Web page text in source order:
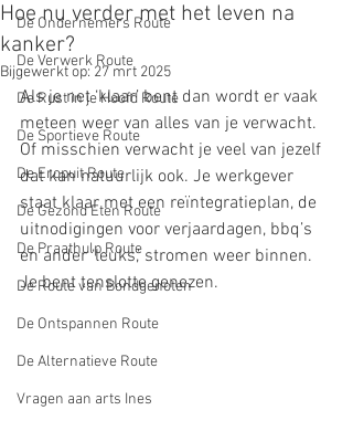
De Ondernemers Route
De Verwerk Route
De Rust in je Hoofd Route
De Sportieve Route
De Eropuit Route
De Gezond Eten Route
De Praathulp Route
De Route van Bondgenoten
De Ontspannen Route
De Alternatieve Route
Vragen aan arts Ines
Hoe nu verder met het leven na
kanker?
Bijgewerkt op: 27 mrt 2025
Als je net ‘klaar’ bent dan wordt er vaak
meteen weer van alles van je verwacht.
Of misschien verwacht je veel van jezelf
dat kan natuurlijk ook. Je werkgever
staat klaar met een reïntegratieplan, de
uitnodigingen voor verjaardagen, bbq’s
en ander ‘leuks,’ stromen weer binnen.
Je bent tenslotte genezen.